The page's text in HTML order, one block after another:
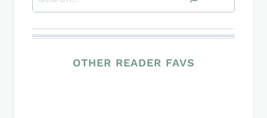
OTHER READER FAVS